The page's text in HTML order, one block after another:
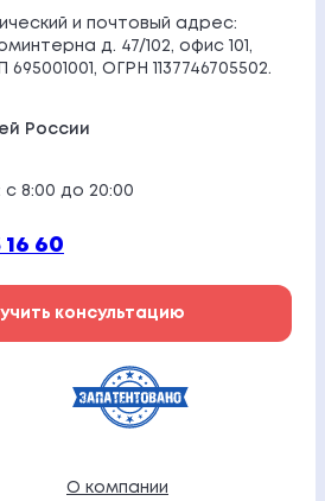
и почтовый адрес:
д. 47/102, офис 101,
ОГРН 1137746705502.
России
8:00 до 20:00
16 60
консультацию
О компании